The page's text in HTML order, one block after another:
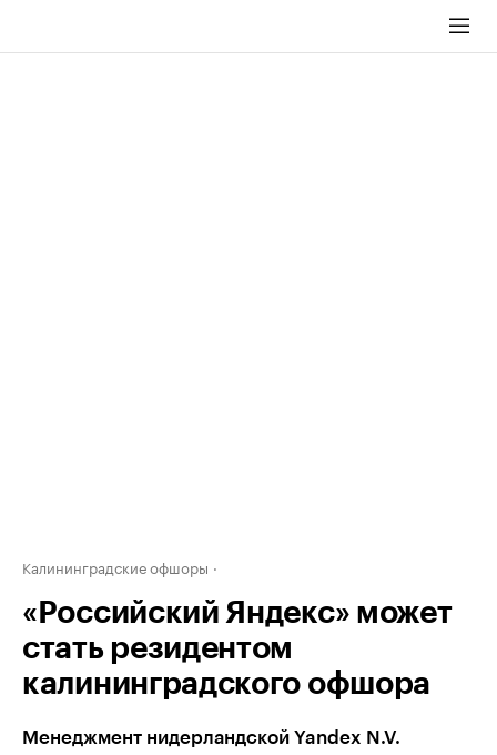
Калининградские офшоры
«Российский Яндекс» может
стать резидентом
калининградского офшора
Менеджмент нидерландской Yandex N.V.